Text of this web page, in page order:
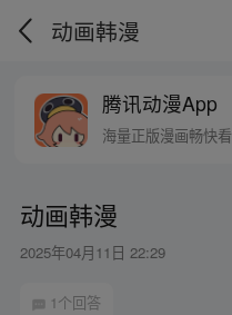
动画韩漫
腾讯动漫App
海量正版漫画畅快看
动画韩漫
2025年04月11日 22:29
1个回答